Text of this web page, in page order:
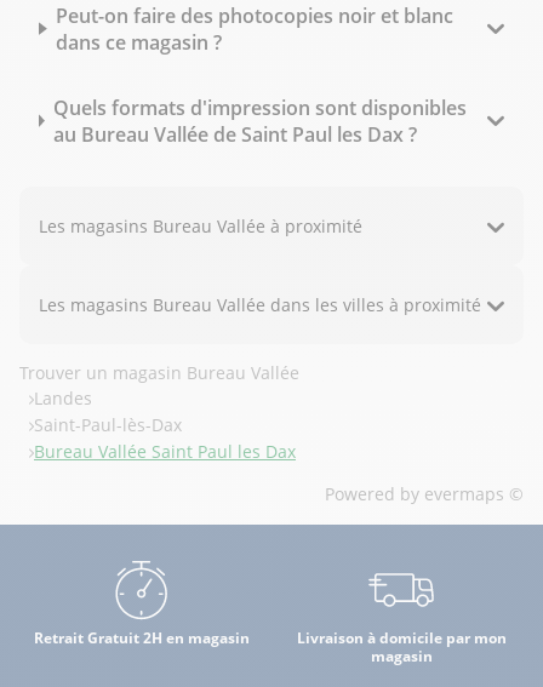
Peut-on faire des photocopies noir et blanc
dans ce magasin ?
Quels formats d'impression sont disponibles
au Bureau Vallée de Saint Paul les Dax ?
Les magasins Bureau Vallée à proximité
Les magasins Bureau Vallée dans les villes à proximité
Trouver un magasin Bureau Vallée
Landes
Saint-Paul-lès-Dax
Bureau Vallée Saint Paul les Dax
Powered by evermaps ©
Retrait Gratuit 2H en magasin
Livraison à domicile par mon
magasin